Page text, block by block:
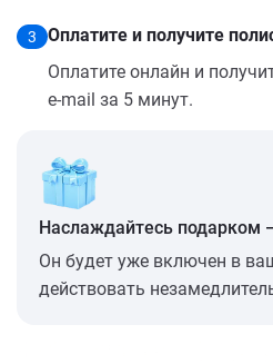
3
Оплатите и получите
Оплатите онлайн и
e-mail за 5 минут.
Наслаждайтесь подарком
Он будет уже включен в
действовать